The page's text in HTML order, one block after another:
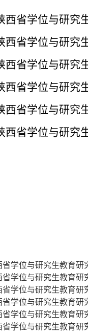
西省学位与研究
西省学位与研究
西省学位与研究
西省学位与研究
西省学位与研究
西省学位与研究
省学位与研究生教育研
省学位与研究生教育
省学位与研究生教育研
省学位与研究生教育
省学位与研究生教育
省学位与研究生教育